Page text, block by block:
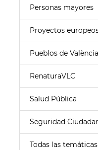
Personas mayores
Proyectos
Pueblos de València
RenaturaVLC
Salud Pública
Seguridad
Todas las temáticas